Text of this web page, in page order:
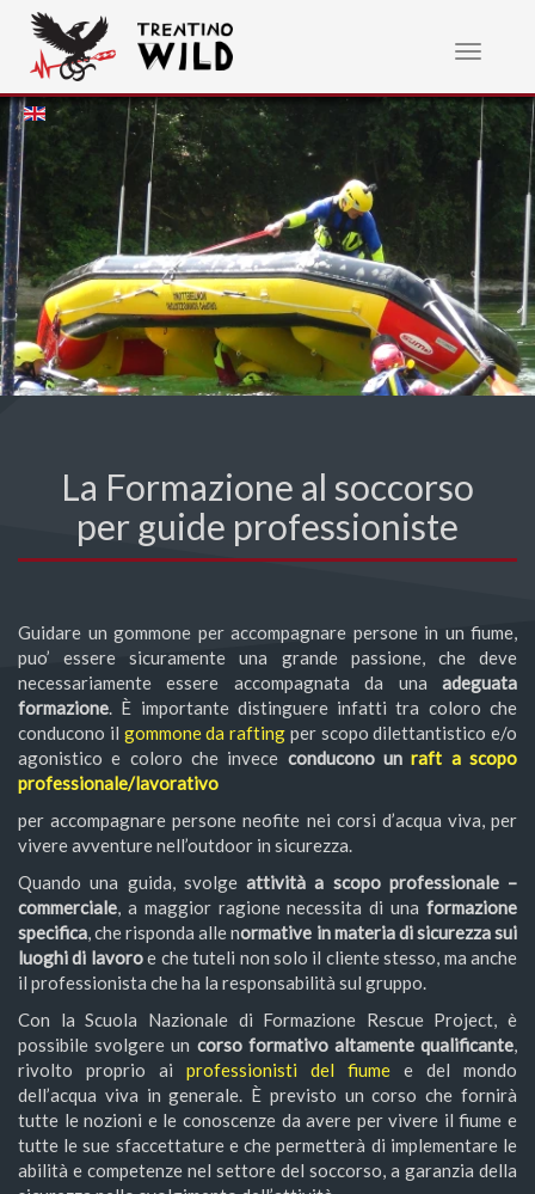
Toggle
La Formazione al soccorso
per guide professioniste
Guidare un gommone per accompagnare persone in un fiume,
puo’ essere sicuramente una grande passione, che deve
necessariamente essere accompagnata da una adeguata
formazione. È importante distinguere infatti tra coloro che
conducono il gommone da rafting per scopo dilettantistico e/o
agonistico e coloro che invece conducono unraft a scopo
professionale/lavorativo
per accompagnare persone neofite nei corsi d’acqua viva, per
vivere avventure nell’outdoor in sicurezza.
Quando una guida, svolge attività a scopo professionale –
commerciale, a maggior ragione necessita di una formazione
specifica, che risponda alle normative in materia di sicurezza sui
luoghi di lavoroe che tuteli non solo il cliente stesso, ma anche
il professionista che ha la responsabilità sul gruppo.
Con la Scuola Nazionale di Formazione Rescue Project, è
possibile svolgere un corso formativo altamente qualificante,
rivolto proprio ai professionisti del fiume e del mondo
dell’acqua viva in generale. È previsto un corso che fornirà
tutte le nozioni e le conoscenze da avere per vivere il fiume e
tutte le sue sfaccettature e che permetterà di implementare le
abilità e competenze nel settore del soccorso, a garanzia della